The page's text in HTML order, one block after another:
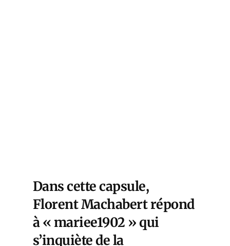
Dans cette capsule,
Florent Machabert répond
à « mariee1902 » qui
s’inquiète de la